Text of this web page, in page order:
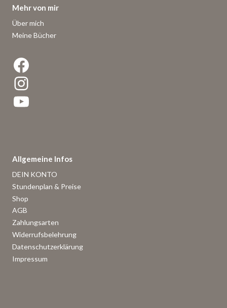
Mehr von mir
Über mich
Meine Bücher
Facebook
Instagram
YouTube
Allgemeine Infos
DEIN KONTO
Stundenplan & Preise
Shop
AGB
Zahlungsarten
Widerrufsbelehrung
Datenschutzerklärung
Impressum